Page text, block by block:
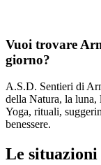
Vuoi trovare
giorno?
A.S.D. Sentieri di
della Natura, la luna,
Yoga, rituali,
benessere.
Le